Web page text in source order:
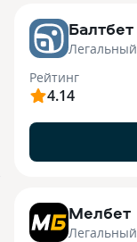
Балтбет
Легальный
Рейтинг
4.14
Мелбет
Легальный